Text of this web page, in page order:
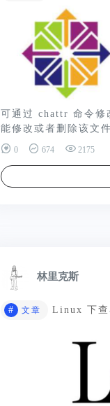
可通过 chattr 命令修
能修改或者删除该文
0 674 2175
林里克斯
# 文章 Linux 下查